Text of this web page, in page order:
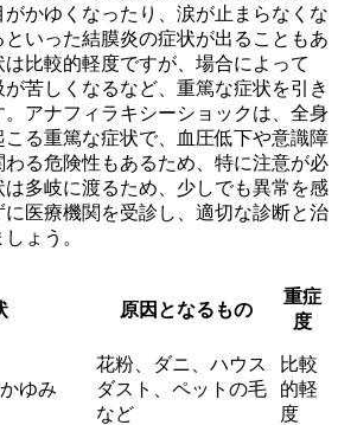
かゆくなったり、涙が止まらなくな
いった結膜炎の症状が出ることもあ
比較的軽度ですが、 場合によって
苦しくなるなど、重篤な症状を引き
。アナフィラキシーショックは、全身
る重篤な症状で、血圧低下や意識障
る危険性もあるため、特に注意が必
多岐に渡るため、少しでも異常を感
に医療機関を受診し、適切な診断と治
ょう。
原因となるもの
重症
度
ゆみ
花粉、ダニ、ハウス
ダスト、ペットの毛
など
比較
的軽
度